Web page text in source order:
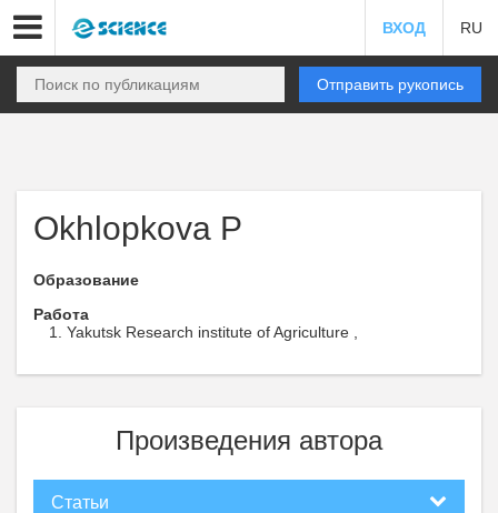
ВХОД RU
Отправить рукопись
Okhlopkova P
Образование
Работа
Yakutsk Research institute of Agriculture ,
Произведения автора
Статьи